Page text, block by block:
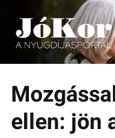
Tovább
tartalomra
Tudnivalók,
ellen: jön